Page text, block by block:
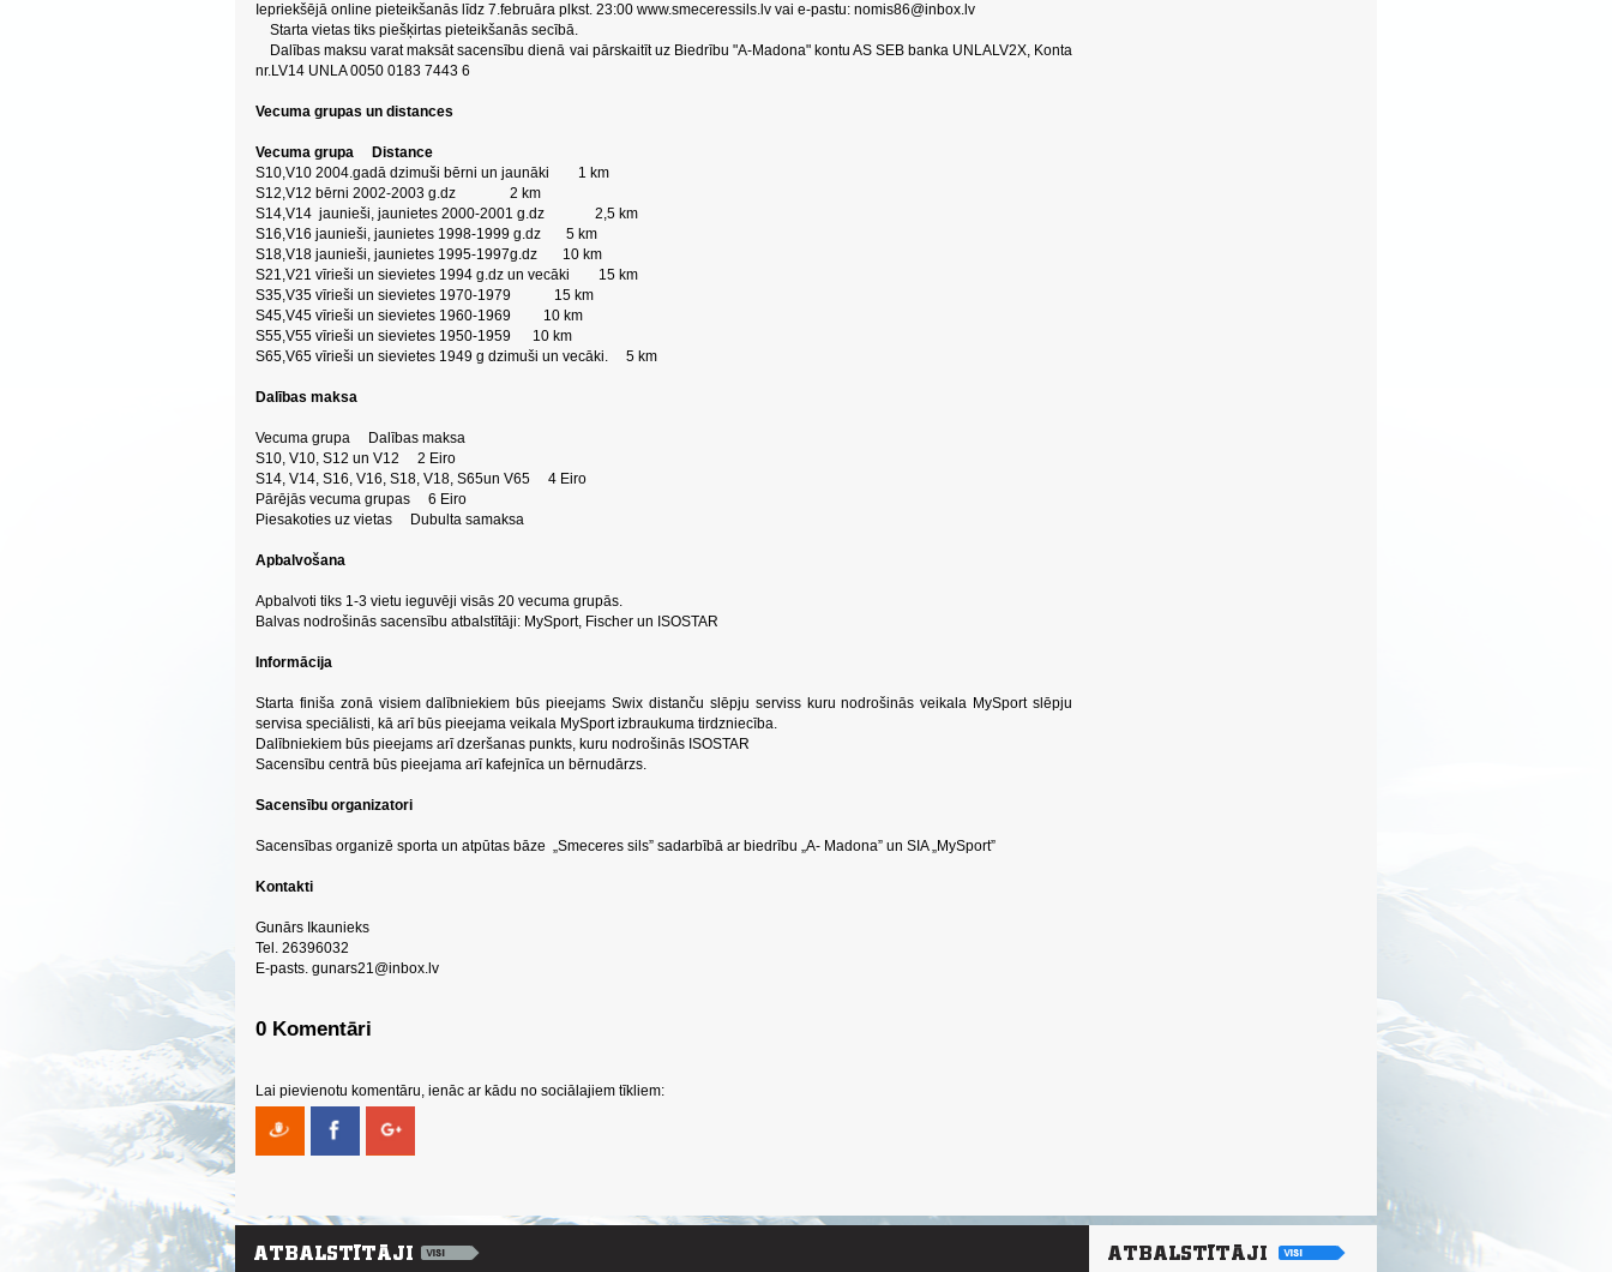
Iepriekšējā online pieteikšanās līdz 7.februāra plkst. 23:00 www.smeceressils.lv vai e-pastu: nomis86@inbox.lv
Starta vietas tiks piešķirtas pieteikšanās secībā.
Dalības maksu varat maksāt sacensību dienā vai pārskaitīt uz Biedrību "A-Madona" kontu AS SEB banka UNLALV2X, Konta
nr.LV14 UNLA 0050 0183 7443 6
Vecuma grupas un distances
Vecuma grupa Distance
S10,V10 2004.gadā dzimuši bērni un jaunāki 1 km
S12,V12 bērni 2002-2003 g.dz 2 km
S14,V14 jaunieši, jaunietes 2000-2001 g.dz 2,5 km
S16,V16 jaunieši, jaunietes 1998-1999 g.dz 5 km
S18,V18 jaunieši, jaunietes 1995-1997g.dz 10 km
S21,V21 vīrieši un sievietes 1994 g.dz un vecāki 15 km
S35,V35 vīrieši un sievietes 1970-1979 15 km
S45,V45 vīrieši un sievietes 1960-1969 10 km
S55,V55 vīrieši un sievietes 1950-1959 10 km
S65,V65 vīrieši un sievietes 1949 g dzimuši un vecāki. 5 km
Dalības maksa
Vecuma grupa Dalības maksa
S10, V10, S12 un V12 2 Eiro
S14, V14, S16, V16, S18, V18, S65un V65 4 Eiro
Pārējās vecuma grupas 6 Eiro
Piesakoties uz vietas Dubulta samaksa
Apbalvošana
Apbalvoti tiks 1-3 vietu ieguvēji visās 20 vecuma grupās.
Balvas nodrošinās sacensību atbalstītāji: MySport, Fischer un ISOSTAR
Informācija
Starta finiša zonā visiem dalībniekiem būs pieejams Swix distanču slēpju serviss kuru nodrošinās veikala MySport slēpju
servisa speciālisti, kā arī būs pieejama veikala MySport izbraukuma tirdzniecība.
Dalībniekiem būs pieejams arī dzeršanas punkts, kuru nodrošinās ISOSTAR
Sacensību centrā būs pieejama arī kafejnīca un bērnudārzs.
Sacensību organizatori
Sacensības organizē sporta un atpūtas bāze „Smeceres sils” sadarbībā ar biedrību „A- Madona” un SIA „MySport”
Kontakti
Gunārs Ikaunieks
Tel. 26396032
E-pasts. gunars21@inbox.lv
0 Komentāri
Lai pievienotu komentāru, ienāc ar kādu no sociālajiem tīkliem: